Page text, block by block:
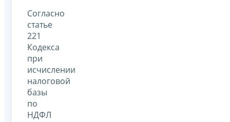
Согласно
статье
221
Кодекса
при
исчислении
налоговой
базы
по
НДФЛ